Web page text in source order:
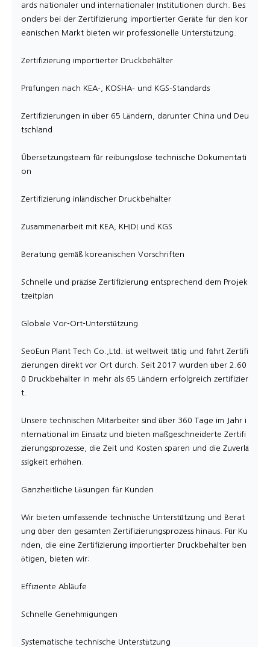
ards nationaler und internationaler Institutionen durch. Bes
onders bei der Zertifizierung importierter Geräte für den kor
eanischen Markt bieten wir professionelle Unterstützung.
Zertifizierung importierter Druckbehälter
Prüfungen nach KEA-, KOSHA- und KGS-Standards
Zertifizierungen in über 65 Ländern, darunter China und Deu
tschland
Übersetzungsteam für reibungslose technische Dokumentati
on
Zertifizierung inländischer Druckbehälter
Zusammenarbeit mit KEA, KHIDI und KGS
Beratung gemäß koreanischen Vorschriften
Schnelle und präzise Zertifizierung entsprechend dem Projek
tzeitplan
Globale Vor-Ort-Unterstützung
SeoEun Plant Tech Co.,Ltd. ist weltweit tätig und führt Zertifi
zierungen direkt vor Ort durch. Seit 2017 wurden über 2.60
0 Druckbehälter in mehr als 65 Ländern erfolgreich zertifizier
t.
Unsere technischen Mitarbeiter sind über 360 Tage im Jahr i
nternational im Einsatz und bieten maßgeschneiderte Zertifi
zierungsprozesse, die Zeit und Kosten sparen und die Zuverlä
ssigkeit erhöhen.
Ganzheitliche Lösungen für Kunden
Wir bieten umfassende technische Unterstützung und Berat
ung über den gesamten Zertifizierungsprozess hinaus. Für Ku
nden, die eine Zertifizierung importierter Druckbehälter ben
ötigen, bieten wir:
Effiziente Abläufe
Schnelle Genehmigungen
Systematische technische Unterstützung